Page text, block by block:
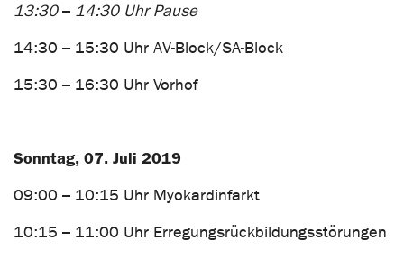
13:30– 14:30 Uhr Pause
14:30 – 15:30 Uhr AV-Block/SA-Block
15:30 – 16:30 Uhr Vorhof
Sonntag, 07. Juli 2019
09:00 – 10:15 Uhr Myokardinfarkt
10:15 – 11:00 Uhr Erregungsrückbildungsstörungen